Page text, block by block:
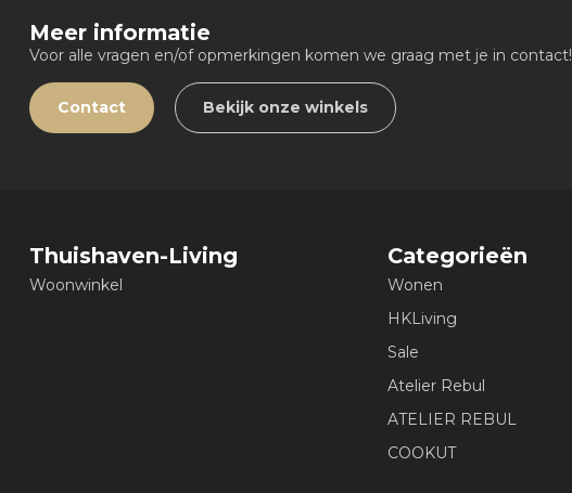
Meer informatie
Voor alle vragen en/of opmerkingen komen we graag met je in contact!
Contact Bekijk onze winkels
Thuishaven-Living
Woonwinkel
Categorieën
Wonen
HKLiving
Sale
Atelier Rebul
ATELIER REBUL
COOKUT